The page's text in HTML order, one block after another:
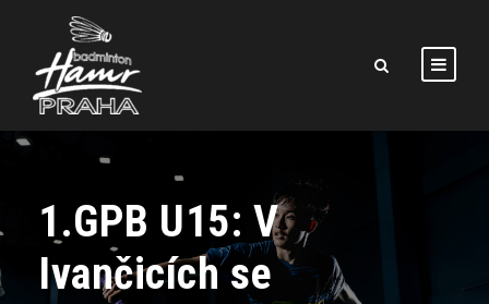
1.GPB U15: V
Ivančicích se